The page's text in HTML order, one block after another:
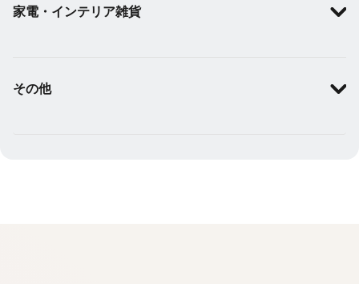
家電・インテリア雑貨
その他